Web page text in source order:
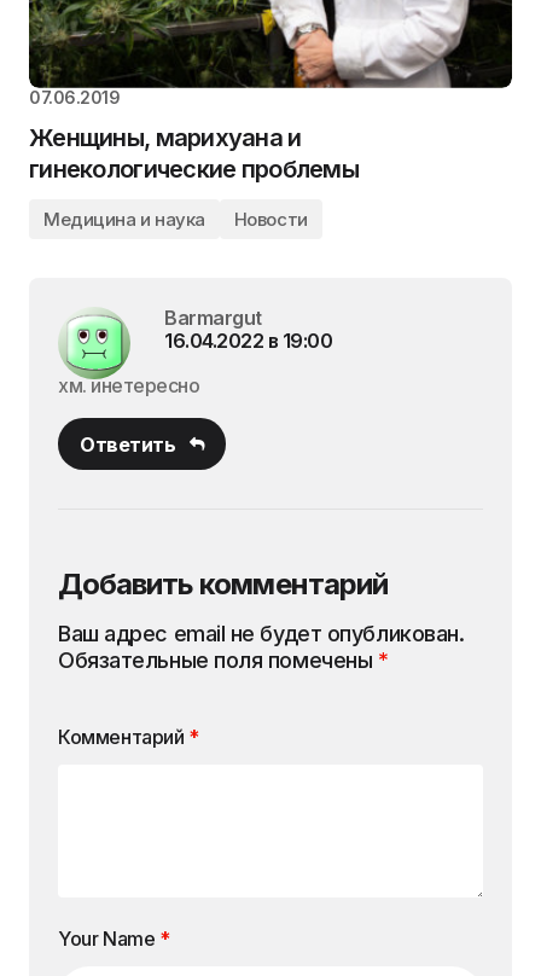
07.06.2019
Женщины, марихуана и
гинекологические проблемы
Медицина и наука Новости
Barmargut
16.04.2022 в 19:00
хм. инетересно
Ответить
Добавить комментарий
Ваш адрес email не будет опубликован.
Обязательные поля помечены *
Комментарий *
Your Name *